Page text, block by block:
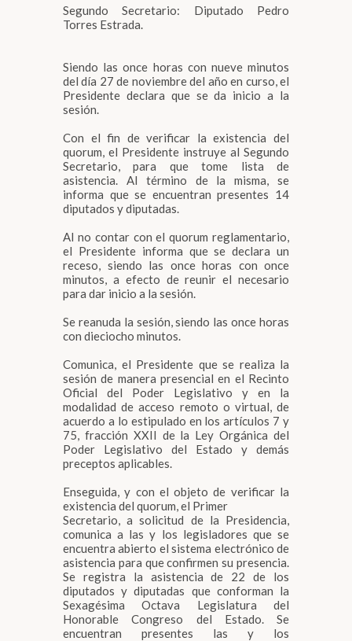
Segundo Secretario: Diputado Pedro
Torres Estrada.
Siendo las once horas con nueve minutos
del día 27 de noviembre del año en curso, el
Presidente declara que se da inicio a la
sesión.
Con el fin de verificar la existencia del
quorum, el Presidente instruye al Segundo
Secretario, para que tome lista de
asistencia. Al término de la misma, se
informa que se encuentran presentes 14
diputados y diputadas.
Al no contar con el quorum reglamentario,
el Presidente informa que se declara un
receso, siendo las once horas con once
minutos, a efecto de reunir el necesario
para dar inicio a la sesión.
Se reanuda la sesión, siendo las once horas
con dieciocho minutos.
Comunica, el Presidente que se realiza la
sesión de manera presencial en el Recinto
Oficial del Poder Legislativo y en la
modalidad de acceso remoto o virtual, de
acuerdo a lo estipulado en los artículos 7 y
75, fracción XXII de la Ley Orgánica del
Poder Legislativo del Estado y demás
preceptos aplicables.
Enseguida, y con el objeto de verificar la
existencia del quorum, el Primer
Secretario, a solicitud de la Presidencia,
comunica a las y los legisladores que se
encuentra abierto el sistema electrónico de
asistencia para que confirmen su presencia.
Se registra la asistencia de 22 de los
diputados y diputadas que conforman la
Sexagésima Octava Legislatura del
Honorable Congreso del Estado. Se
encuentran presentes las y los